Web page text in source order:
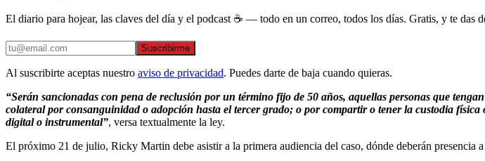
El diario para hojear, las claves del día y el podcast ☕ — todo en un correo, todos los días. Gratis, y te das
Suscribirme
Al suscribirte aceptas nuestro aviso de privacidad. Puedes darte de baja cuando quieras.
“Serán sancionadas con pena de reclusión por un término fijo de 50 años, aquellas personas que
colateral por consanguinidad o adopción hasta el tercer grado; o por compartir o tener la custodia
digital o instrumental”, versa textualmente la ley.
El próximo 21 de julio, Ricky Martin debe asistir a la primera audiencia del caso, dónde deberán presencia a